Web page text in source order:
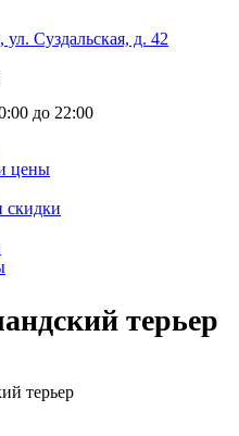
Суздальская, д. 42
до 22:00
цены
скидки
терьер
терьер